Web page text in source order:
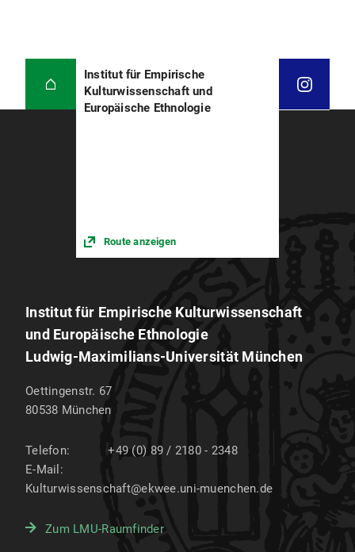
Institut für Empirische
Kulturwissenschaft und
Europäische Ethnologie
Route anzeigen
Institut für Empirische Kulturwissenschaft
und Europäische Ethnologie
Ludwig-Maximilians-Universität München
Oettingenstr. 67
80538 München
Telefon:
+49 (0) 89 / 2180 - 2348
E-Mail:
Kulturwissenschaft@ekwee.uni-muenchen.de
Zum LMU-Raumfinder